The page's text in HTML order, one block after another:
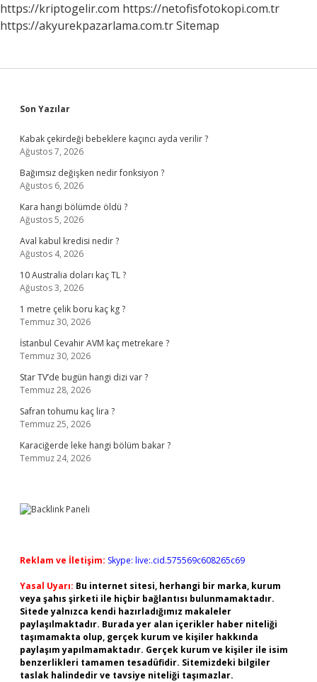
https://kriptogelir.com https://netofisfotokopi.com.tr
https://akyurekpazarlama.com.trSitemap
Sidebar
Son Yazılar
Kabak çekirdeği bebeklere kaçıncı ayda verilir ?
Ağustos 7, 2026
Bağımsız değişken nedir fonksiyon ?
Ağustos 6, 2026
Kara hangi bölümde öldü ?
Ağustos 5, 2026
Aval kabul kredisi nedir ?
Ağustos 4, 2026
10 Australia doları kaç TL ?
Ağustos 3, 2026
1 metre çelik boru kaç kg ?
Temmuz 30, 2026
İstanbul Cevahir AVM kaç metrekare ?
Temmuz 30, 2026
Star TV’de bugün hangi dizi var ?
Temmuz 28, 2026
Safran tohumu kaç lira ?
Temmuz 25, 2026
Karaciğerde leke hangi bölüm bakar ?
Temmuz 24, 2026
Reklam ve İletişim: Skype: live:.cid.575569c608265c69
Yasal Uyarı: Bu internet sitesi, herhangi bir marka, kurum
veya şahıs şirketi ile hiçbir bağlantısı bulunmamaktadır.
Sitede yalnızca kendi hazırladığımız makaleler
paylaşılmaktadır. Burada yer alan içerikler haber niteliği
taşımamakta olup, gerçek kurum ve kişiler hakkında
paylaşım yapılmamaktadır. Gerçek kurum ve kişiler ile isim
benzerlikleri tamamen tesadüfidir. Sitemizdeki bilgiler
taslak halindedir ve tavsiye niteliği taşımazlar.